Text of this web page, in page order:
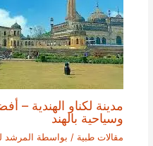
مدينة لكناو الهندية –
وسياحية بالهند
مقالات طبية / بواسطة المرشد